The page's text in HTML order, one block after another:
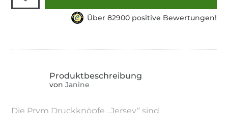
Über 82900 positive Bewertungen!
von Janine
Die Prym Druckknöpfe „Jersey“ sind